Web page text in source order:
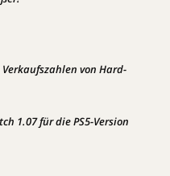
von Hard-
1.07 für die PS5-Version